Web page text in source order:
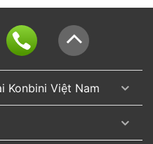
Konbini Việt Nam